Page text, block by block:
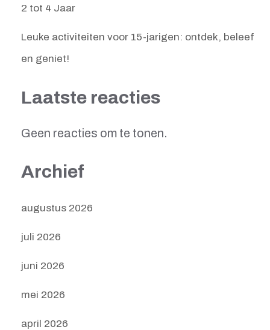
2 tot 4 Jaar
Leuke activiteiten voor 15-jarigen: ontdek, beleef
en geniet!
Laatste reacties
Geen reacties om te tonen.
Archief
augustus 2026
juli 2026
juni 2026
mei 2026
april 2026